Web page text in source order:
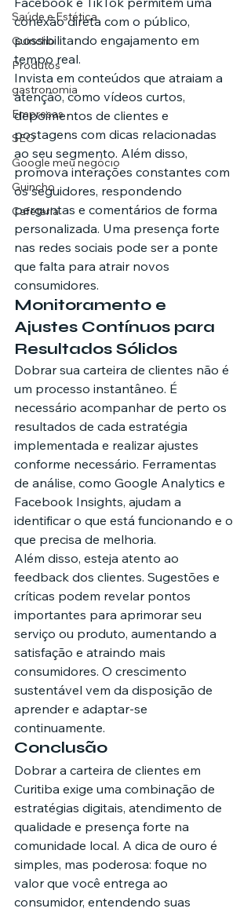
Saúde e Estética
Guincho
Produtos
gastronomia
Empresas
SEO
Google meu negócio
Guincho
Cafeteria
conexão direta com o público,
possibilitando engajamento em
tempo real.
Invista em conteúdos que atraiam a
atenção, como vídeos curtos,
depoimentos de clientes e
postagens com dicas relacionadas
ao seu segmento. Além disso,
promova interações constantes com
os seguidores, respondendo
perguntas e comentários de forma
personalizada. Uma presença forte
nas redes sociais pode ser a ponte
que falta para atrair novos
consumidores.
Monitoramento e
Ajustes Contínuos para
Resultados Sólidos
Dobrar sua carteira de clientes não é
um processo instantâneo. É
necessário acompanhar de perto os
resultados de cada estratégia
implementada e realizar ajustes
conforme necessário. Ferramentas
de análise, como Google Analytics e
Facebook Insights, ajudam a
identificar o que está funcionando e o
que precisa de melhoria.
Além disso, esteja atento ao
feedback dos clientes. Sugestões e
críticas podem revelar pontos
importantes para aprimorar seu
serviço ou produto, aumentando a
satisfação e atraindo mais
consumidores. O crescimento
sustentável vem da disposição de
aprender e adaptar-se
continuamente.
Conclusão
Dobrar a carteira de clientes em
Curitiba exige uma combinação de
estratégias digitais, atendimento de
qualidade e presença forte na
comunidade local. A dica de ouro é
simples, mas poderosa: foque no
valor que você entrega ao
consumidor, entendendo suas